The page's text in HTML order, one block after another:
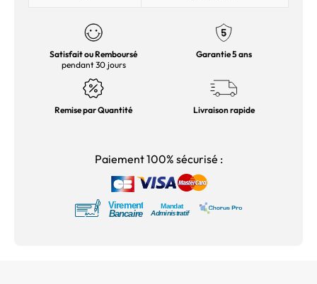
Satisfait ou Remboursé
pendant 30 jours
Garantie 5 ans
Remise par Quantité Livraison rapide
Paiement 100% sécurisé :